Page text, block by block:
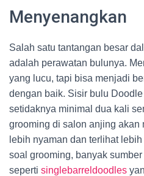
Menyenangkan
Salah satu tantangan besar
adalah perawatan bulunya.
yang lucu, tapi bisa menjadi
dengan baik. Sisir bulu
setidaknya minimal dua kali
grooming di salon anjing akan
lebih nyaman dan terlihat
soal grooming, banyak
seperti singlebarreldoodles